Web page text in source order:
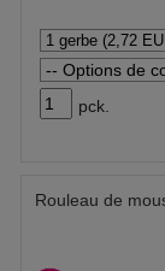
pck.
Rouleau de